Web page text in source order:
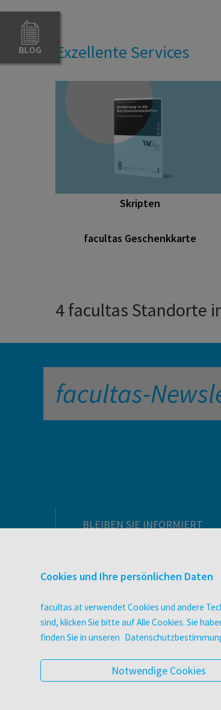
BLOG Exzellente Services
Skripten
facultas Geschenkkarte
4 facultas Standorte
facultas-
BLEIBEN SIE INFORMIERT
Veranstaltungen
Literaturlisten
facultas Club
Blog facultas.studiert
Cookies und Ihre persönlichen Daten
facultas.at verwendet Cookies und andere
sind, klicken Sie bitte auf Alle Cookies. Sie
finden Sie in unseren
Notwendige Cookies